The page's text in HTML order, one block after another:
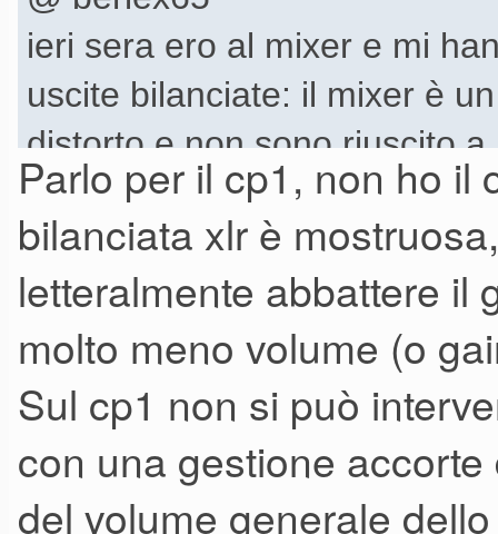
ieri sera ero al mixer e mi
uscite bilanciate: il mixer è
distorto e non sono riuscito
uscita molto basso e il gain
collegato alle classiche
Ma non è che per le uscite
menù??
Purtroppo era in un
controllare il menù del CP5.
Quanlcuno può aiutarmi?
Parlo per il cp1, non ho il
bilanciata xlr è
letteralmente abbattere il
molto meno volume (o
Sul cp1 non si può
con una gestione
del volume generale